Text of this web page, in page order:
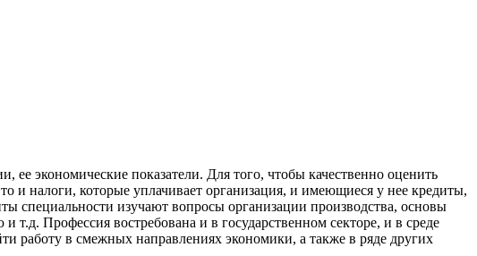
ее экономические показатели. Для того, чтобы качественно оценить
и налоги, которые уплачивает организация, и имеющиеся у нее кредиты,
специальности изучают вопросы организации производства, основы
Профессия востребована и в государственном секторе, и в среде
работу в смежных направлениях экономики, а также в ряде других